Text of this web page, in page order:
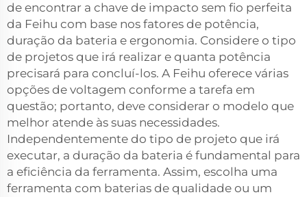
de encontrar a chave de impacto sem fio perfeita
da Feihu com base nos fatores de potência,
duração da bateria e ergonomia. Considere o tipo
de projetos que irá realizar e quanta potência
precisará para concluí-los. A Feihu oferece várias
opções de voltagem conforme a tarefa em
questão; portanto, deve considerar o modelo que
melhor atende às suas necessidades.
Independentemente do tipo de projeto que irá
executar, a duração da bateria é fundamental para
a eficiência da ferramenta. Assim, escolha uma
ferramenta com baterias de qualidade ou um